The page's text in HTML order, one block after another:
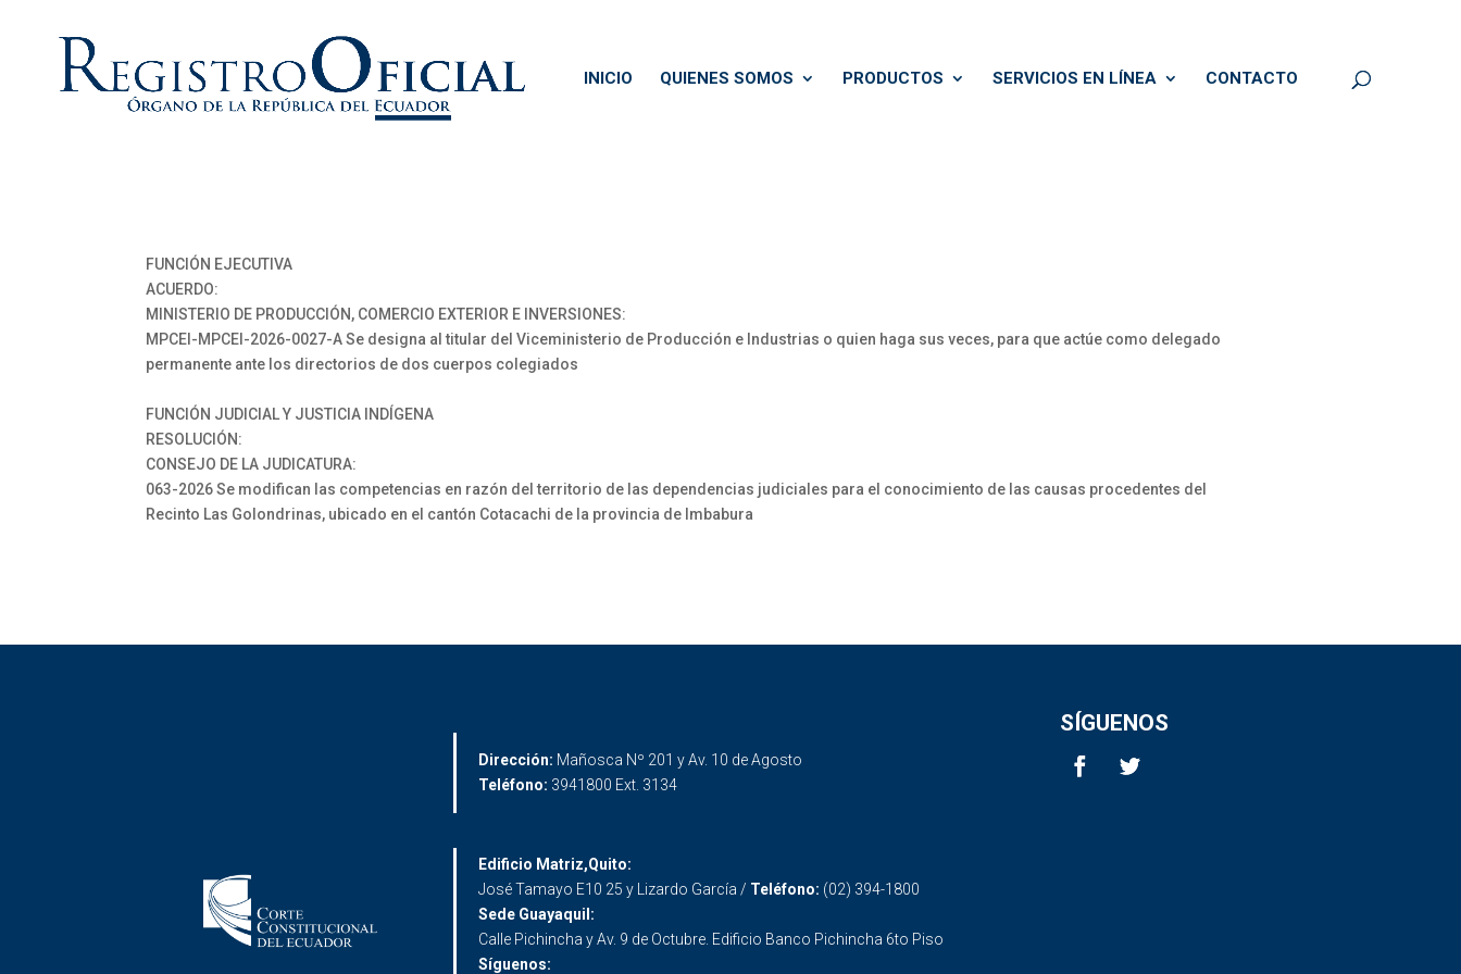
INICIO QUIENES SOMOS PRODUCTOS SERVICIOS EN LÍNEA CONTACTO
FUNCIÓN EJECUTIVA
ACUERDO:
MINISTERIO DE PRODUCCIÓN, COMERCIO EXTERIOR E INVERSIONES:
MPCEI-MPCEI-2026-0027-A Se designa al titular del Viceministerio de Producción e Industrias o quien haga sus veces, para que actúe como delegado
permanente ante los directorios de dos cuerpos colegiados
FUNCIÓN JUDICIAL Y JUSTICIA INDÍGENA
RESOLUCIÓN:
CONSEJO DE LA JUDICATURA:
063-2026 Se modifican las competencias en razón del territorio de las dependencias judiciales para el conocimiento de las causas procedentes del
Recinto Las Golondrinas, ubicado en el cantón Cotacachi de la provincia de Imbabura
Dirección: Mañosca Nº 201 y Av. 10 de Agosto
Teléfono: 3941800 Ext. 3134
SÍGUENOS
Edificio Matriz,Quito:
José Tamayo E10 25 y Lizardo García / Teléfono: (02) 394-1800
Sede Guayaquil:
Calle Pichincha y Av. 9 de Octubre. Edificio Banco Pichincha 6to Piso
Síguenos: